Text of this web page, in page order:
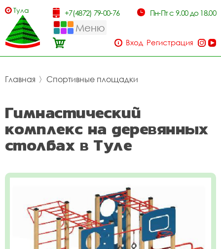
Тула +7(4872) 79-00-76 Пн-Пт с 9.00 до 18.00
Меню
Вход Регистрация
Главная 〉 Спортивные площадки
Гимнастический
комплекс на деревянных
столбах в Туле